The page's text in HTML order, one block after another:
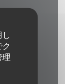
理
ーアクセ